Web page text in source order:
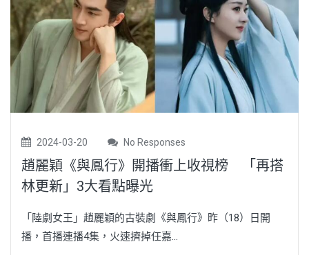
2024-03-20 No Responses
趙麗穎《與鳳行》開播衝上收視榜 「再搭
林更新」3大看點曝光
「陸劇女王」趙麗穎的古裝劇《與鳳行》昨（18）日開
播，首播連播4集，火速擠掉任嘉...